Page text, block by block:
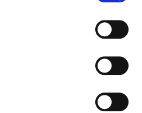
(inkl. Belegärzte): 0,00